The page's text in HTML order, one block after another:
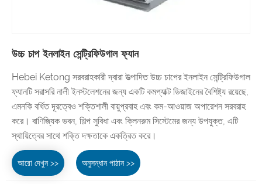
উচ্চ চাপ ইনলাইন সেন্ট্রিফিউগাল ফ্যান
Hebei Ketong সরবরাহকারী দ্বারা উত্পাদিত উচ্চ চাপের ইনলাইন সেন্ট্রিফিউগাল
ফ্যানটি সরাসরি নালী ইনস্টলেশনের জন্য একটি কমপ্যাক্ট ডিজাইনের বৈশিষ্ট্য রয়েছে,
এমনকি বর্ধিত দূরত্বেও শক্তিশালী বায়ুপ্রবাহ এবং কম-আওয়াজ অপারেশন সরবরাহ
করে। বাণিজ্যিক ভবন, শিল্প সুবিধা এবং ক্লিনরুম সিস্টেমের জন্য উপযুক্ত, এটি
স্থায়িত্বের সাথে শক্তি দক্ষতাকে একত্রিত করে।
আরো দেখুন >> অনুসন্ধান পাঠান >>